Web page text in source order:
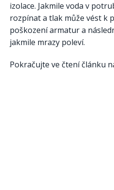
izolace. Jakmile voda v
rozpínat a tlak může vést k
poškození armatur a
jakmile mrazy poleví.
Pokračujte ve čtení článku